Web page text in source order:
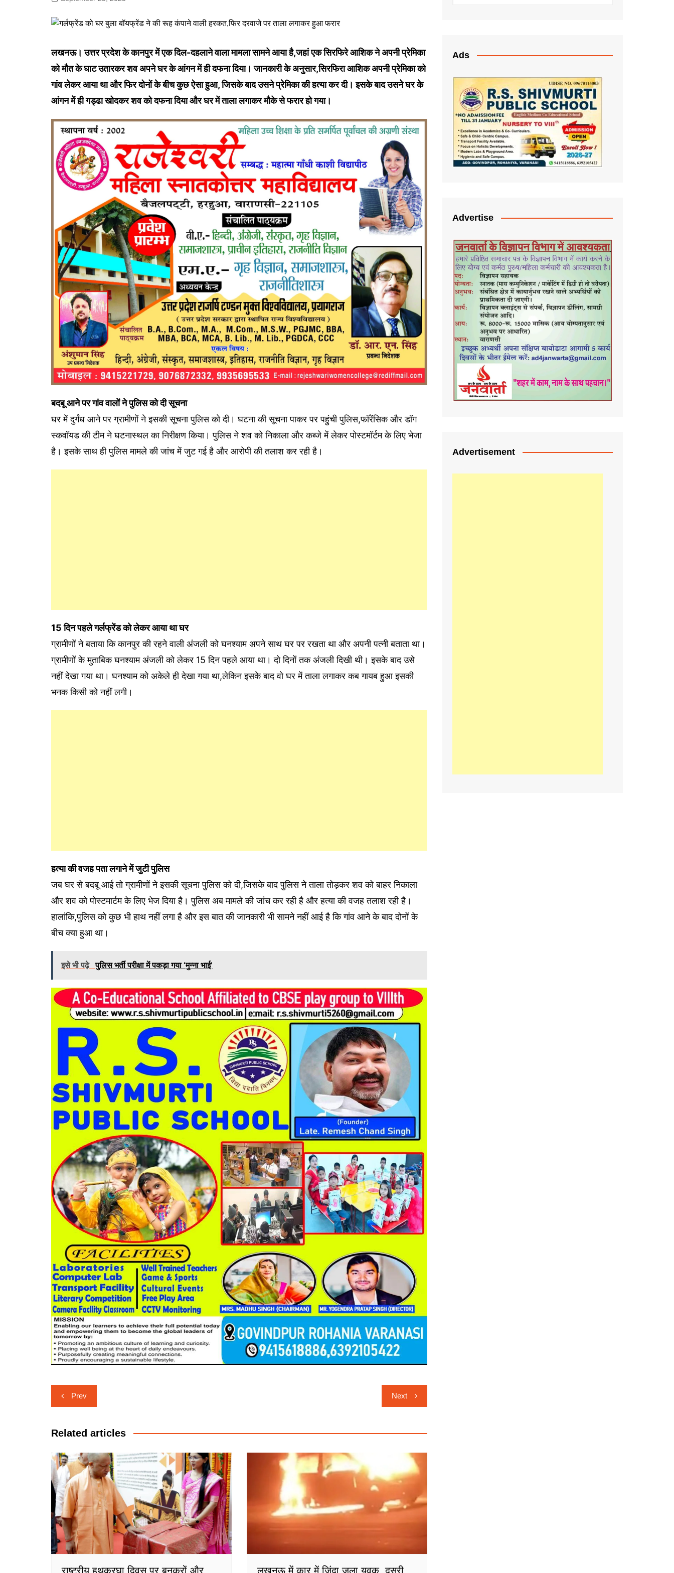
लखनऊ
लखनऊ। उत्तर प्रदेश के कानपुर में एक दिल-दहलाने वाला मामला सामने आया है,जहां एक सिरफिरे आशिक ने अपनी प्रेमिका
को मौत के घाट उतारकर शव अपने घर के आंगन में ही दफना दिया। जानकारी के अनुसार,सिरफिरा आशिक अपनी प्रेमिका को
गांव लेकर आया था और फिर दोनों के बीच कुछ ऐसा हुआ, जिसके बाद उसने प्रेमिका की हत्या कर दी। इसके बाद उसने घर के
आंगन में ही गड्ढा खोदकर शव को दफना दिया और घर में ताला लगाकर मौके से फरार हो गया।
बदबू आने पर गांव वालों ने पुलिस को दी सूचना
घर में दुर्गंध आने पर ग्रामीणों ने इसकी सूचना पुलिस को दी। घटना की सूचना पाकर पर पहुंची पुलिस,फॉरेंसिक और डॉग
स्कवॉयड की टीम ने घटनास्थल का निरीक्षण किया। पुलिस ने शव को निकाला और कब्जे में लेकर पोस्टमॉर्टम के लिए भेजा
है। इसके साथ ही पुलिस मामले की जांच में जुट गई है और आरोपी की तलाश कर रही है।
15 दिन पहले गर्लफ्रेंड को लेकर आया था घर
ग्रामीणों ने बताया कि कानपुर की रहने वाली अंजली को घनश्याम अपने साथ घर पर रखता था और अपनी पत्नी बताता था।
ग्रामीणों के मुताबिक घनश्याम अंजली को लेकर 15 दिन पहले आया था। दो दिनों तक अंजली दिखी थी। इसके बाद उसे
नहीं देखा गया था। घनश्याम को अकेले ही देखा गया था,लेकिन इसके बाद वो घर में ताला लगाकर कब गायब हुआ इसकी
भनक किसी को नहीं लगी।
हत्या की वजह पता लगाने में जुटी पुलिस
जब घर से बदबू आई तो ग्रामीणों ने इसकी सूचना पुलिस को दी,जिसके बाद पुलिस ने ताला तोड़कर शव को बाहर निकाला
और शव को पोस्टमार्टम के लिए भेज दिया है। पुलिस अब मामले की जांच कर रही है और हत्या की वजह तलाश रही है।
हालांकि,पुलिस को कुछ भी हाथ नहीं लगा है और इस बात की जानकारी भी सामने नहीं आई है कि गांव आने के बाद दोनों के
बीच क्या हुआ था।
इसे भी पढ़े पुलिस भर्ती परीक्षा में पकड़ा गया ‘मुन्ना भाई’
Post
navigation
Prev Next
Related articles
राष्ट्रीय हथकरघा दिवस पर बुनकरों और लखनऊ में कार में जिंदा जला युवक, दूसरी
Ads
Advertise
Advertisement